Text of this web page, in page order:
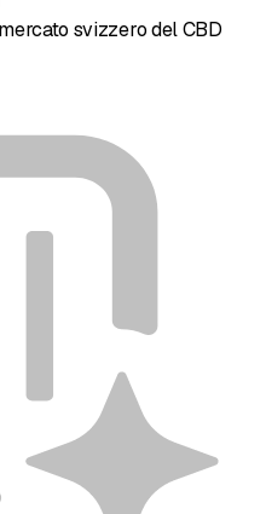
svizzero del CBD